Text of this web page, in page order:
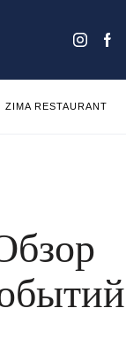
ZIMA RESTAURANT